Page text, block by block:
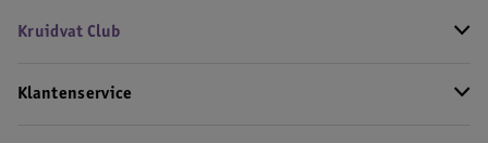
Kruidvat Club
Klantenservice